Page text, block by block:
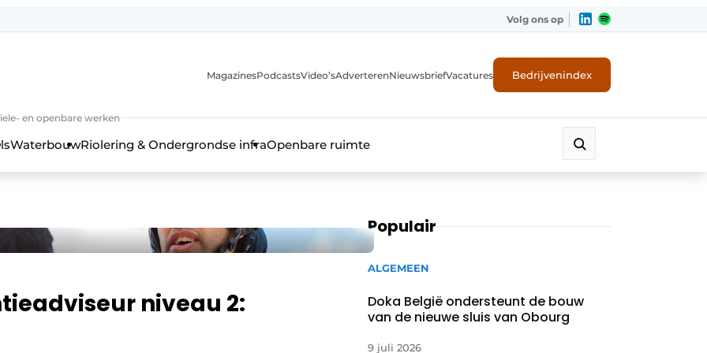
Volg ons op
en openbare werken
MagazinesPodcastsVideo’sAdverterenNieuwsbriefVacatures Bedrijvenindex
WaterbouwRiolering & Ondergrondse infraOpenbare ruimte
niveau 2:
Populair
ALGEMEEN
Doka België ondersteunt de bouw
van de nieuwe sluis van Obourg
9 juli 2026